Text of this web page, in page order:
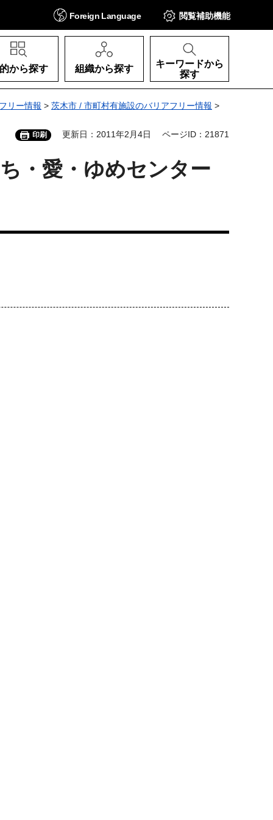
Foreign Language 閲覧補助機能
から探す 組織から探す
キーワードから
探す
リー情報 > 茨木市 / 市町村有施設のバリアフリー情報 >
印刷 更新日：2011年2月4日 ページID：21871
・愛・ゆめセンター